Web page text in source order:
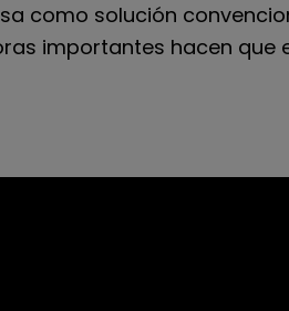
como solución
importantes hacen que